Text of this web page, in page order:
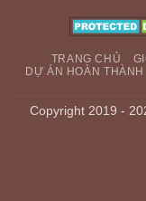
TRANG CHỦ
DỰ ÁN HOÀN THÀNH
Copyright 2019 -